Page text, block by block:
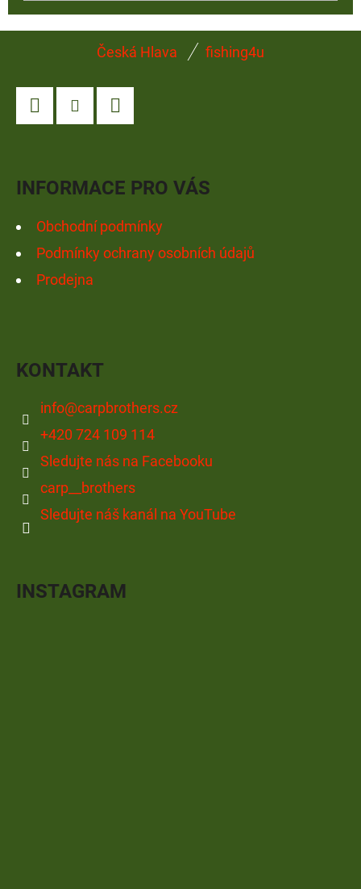
Česká Hlava fishing4u
INFORMACE PRO VÁS
Obchodní podmínky
Podmínky ochrany osobních údajů
Prodejna
KONTAKT
info@carpbrothers.cz
+420 724 109 114
Sledujte nás na Facebooku
carp__brothers
Sledujte náš kanál na YouTube
INSTAGRAM